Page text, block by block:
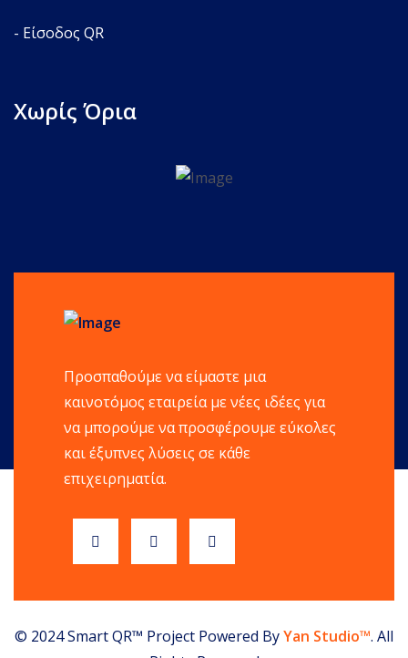
- Είσοδος QR
Χωρίς Όρια
Προσπαθούμε να είμαστε μια
καινοτόμος εταιρεία με νέες ιδέες για
να μπορούμε να προσφέρουμε εύκολες
και έξυπνες λύσεις σε κάθε
επιχειρηματία.
© 2024 Smart QR™ Project Powered ByYan Studio™. All